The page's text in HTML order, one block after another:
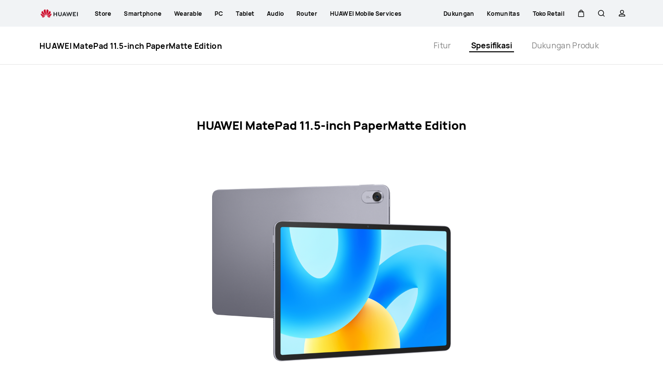
Edition
Store Smartphone Wearable PC Tablet Audio Router HUAWEI Mobile Services Dukungan Komunitas Toko Retail
HUAWEI MatePad 11.5-inch PaperMatte Edition
Fitur Spesifikasi Dukungan Produk
HUAWEI MatePad 11.5-inch PaperMatte Edition